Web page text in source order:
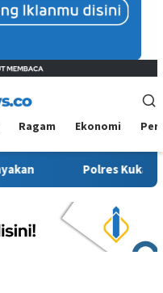
Ragam Ekonomi
Polres Kukar Geledah